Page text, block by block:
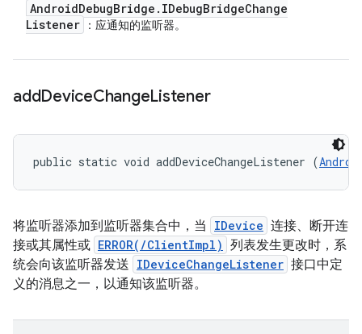
AndroidDebugBridge . IDebugBridgeChange
Listener
：应通知的监听器。
addDeviceChangeListener
public static void addDeviceChangeListener (
将监听器添加到监听器集合中，当 IDevice 连接、断开连
接或其属性或 ERROR(/ClientImpl) 列表发生更改时，系
统会向该监听器发送 IDeviceChangeListener 接口中定
义的消息之一，以通知该监听器。